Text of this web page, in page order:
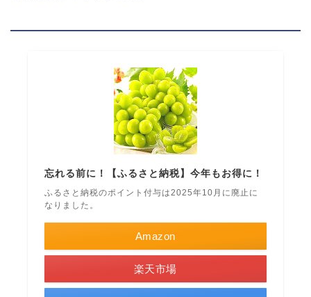
忘れる前に！【ふるさと納税】今年もお得に！
ふるさと納税のポイント付与は2025年10月に廃止に
なりました。
Amazon
楽天市場